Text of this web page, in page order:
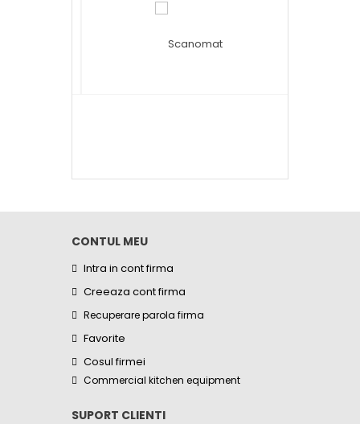
CONTUL MEU
Intra in cont firma
Creeaza cont firma
Recuperare parola firma
Favorite
Cosul firmei
Commercial kitchen equipment
SUPORT CLIENTI